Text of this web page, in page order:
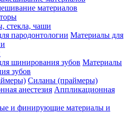
материалов
стекла, чаши
Материалы для
Материалы
зубов
Силаны (праймеры)
Аппликационная